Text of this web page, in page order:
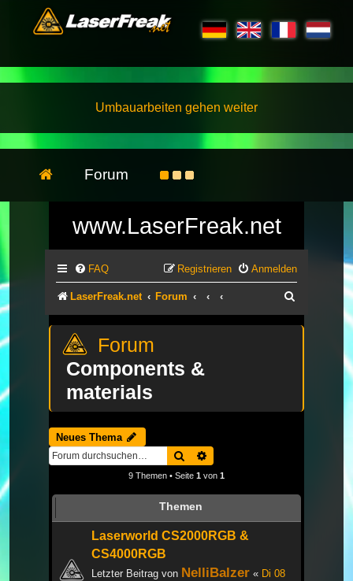
Umbauarbeiten gehen weiter
Forum
www.LaserFreak.net
FAQ Anmelden
Registrieren
LaserFreak.net Forum
Components &
materials
Neues Thema
Suche
9 Themen • Seite 1 von 1
Themen
Laserworld CS2000RGB &
CS4000RGB
Letzter Beitrag von NelliBalzer « Di 08